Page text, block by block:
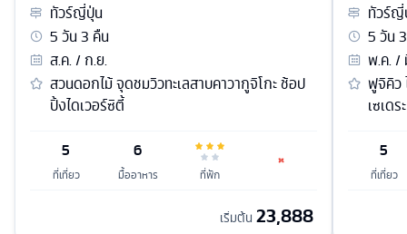
ทัวร์ญี่ปุ่น
5วัน3 คืน
ส.ค. / ก.ย.
สวนดอกไม้ จุดชมวิวทะเลสาบคาวากูจิโกะ ช้อป
ปิ้งไดเวอร์ซิตี้
5
ที่เที่ยว
6
มื้ออาหาร ที่พัก
เริ่มต้น 23,888
ทัวร์ญี่
5วัน3
พ.ค. /
ฟูจิคิว
เซเดระ
5
ที่เที่ยว